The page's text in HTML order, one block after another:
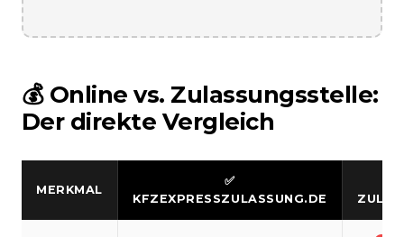
💰 Online vs. Zulassungsstelle:
Der direkte Vergleich
MERKMAL
✅
KFZEXPRESSZULASSUNG.DE